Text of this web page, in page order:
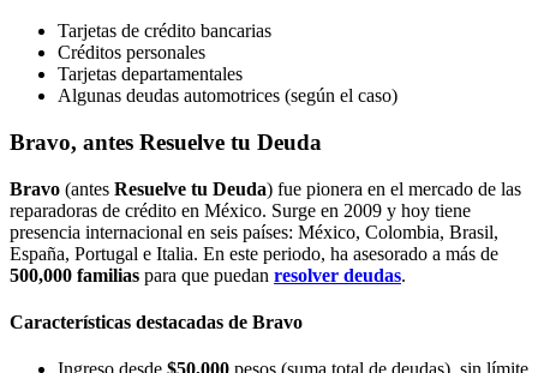
Tarjetas de crédito bancarias
Créditos personales
Tarjetas departamentales
Algunas deudas automotrices (según el caso)
Bravo, antes Resuelve tu Deuda
Bravo (antes Resuelve tu Deuda) fue pionera en el mercado de las
reparadoras de crédito en México. Surge en 2009 y hoy tiene
presencia internacional en seis países: México, Colombia, Brasil,
España, Portugal e Italia. En este periodo, ha asesorado a más de
500,000 familias para que puedan resolver deudas.
Características destacadas de Bravo